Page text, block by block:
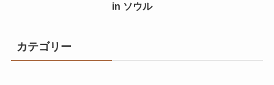
in ソウル
カテゴリー